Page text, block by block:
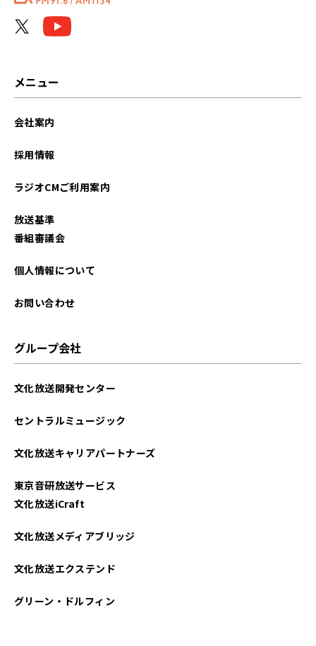
メニュー
会社案内
採用情報
ラジオCMご利用案内
放送基準
番組審議会
個人情報について
お問い合わせ
グループ会社
文化放送開発センター
セントラルミュージック
文化放送キャリアパートナーズ
東京音研放送サービス
文化放送iCraft
文化放送メディアブリッジ
文化放送エクステンド
グリーン・ドルフィン